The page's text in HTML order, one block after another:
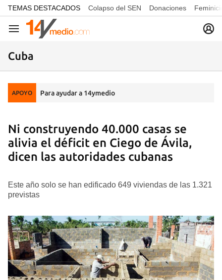
common.go-to-content
TEMAS DESTACADOS Colapso del SEN Donaciones
Navegación
Cuba
APOYO Para ayudar a 14ymedio
Ni construyendo 40.000 casas se
alivia el déficit en Ciego de Ávila,
dicen las autoridades cubanas
Este año solo se han edificado 649 viviendas de las 1.321
previstas